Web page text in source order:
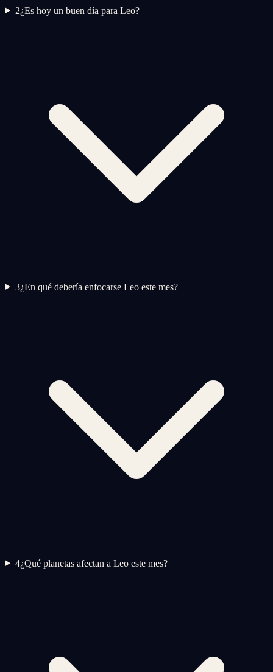
2¿Es hoy un buen día para Leo?
3¿En qué debería enfocarse Leo este mes?
4¿Qué planetas afectan a Leo este mes?